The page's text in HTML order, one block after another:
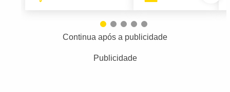
Continua após a publicidade
Publicidade